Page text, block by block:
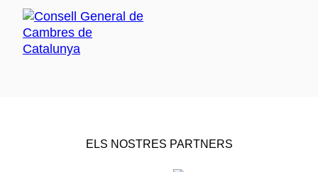
ELS NOSTRES PARTNERS